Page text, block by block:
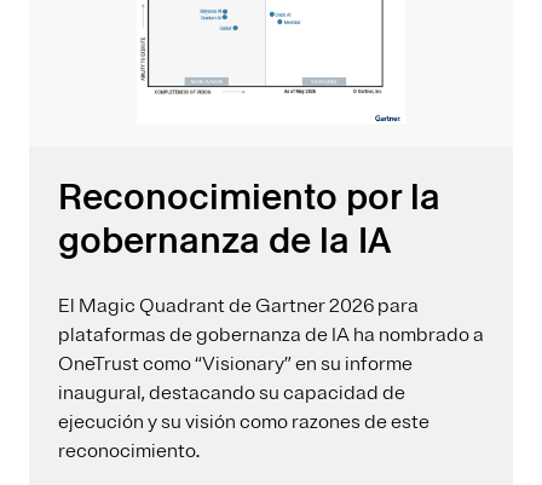
Reconocimiento por la
gobernanza de la IA
El Magic Quadrant de Gartner 2026 para
plataformas de gobernanza de IA ha nombrado a
OneTrust como “Visionary” en su informe
inaugural, destacando su capacidad de
ejecución y su visión como razones de este
reconocimiento.